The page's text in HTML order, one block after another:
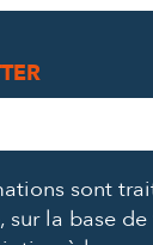
sont
sur la base